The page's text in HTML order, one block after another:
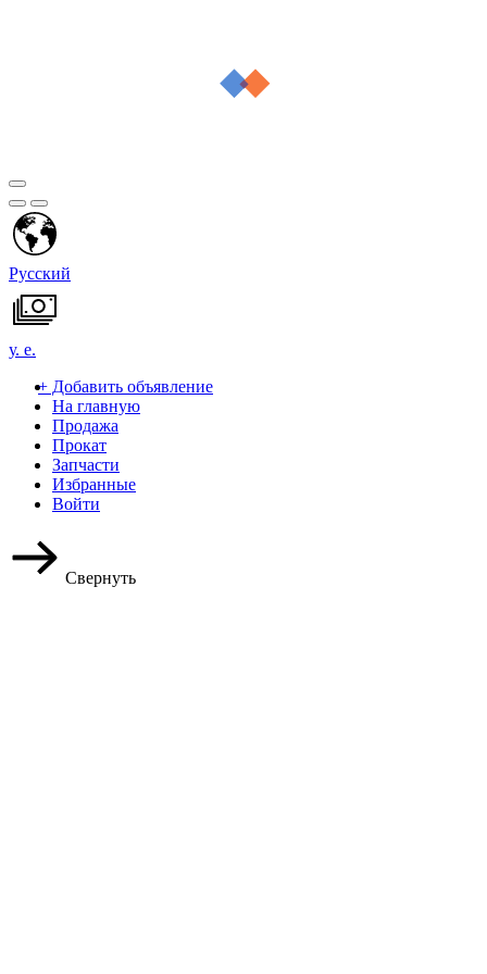
Русский
у. е.
+ Добавить объявление
На главную
Продажа
Прокат
Запчасти
Избранные
Войти
Свернуть